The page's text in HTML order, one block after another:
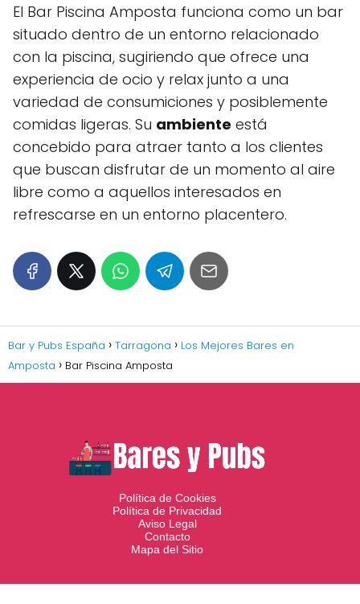
El Bar Piscina Amposta funciona como un bar
situado dentro de un entorno relacionado
con la piscina, sugiriendo que ofrece una
experiencia de ocio y relax junto a una
variedad de consumiciones y posiblemente
comidas ligeras. Su ambiente está
concebido para atraer tanto a los clientes
que buscan disfrutar de un momento al aire
libre como a aquellos interesados en
refrescarse en un entorno placentero.
Bar y Pubs España Tarragona
Los Mejores Bares en
Amposta
Bar Piscina Amposta
Política de Cookies
Política de Privacidad
Aviso Legal
Contacto
Mapa del Sitio